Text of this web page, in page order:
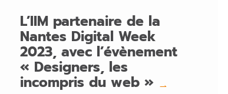
L’IIM partenaire de la
Nantes Digital Week
2023, avec l’évènement
« Designers, les
incompris du web » →